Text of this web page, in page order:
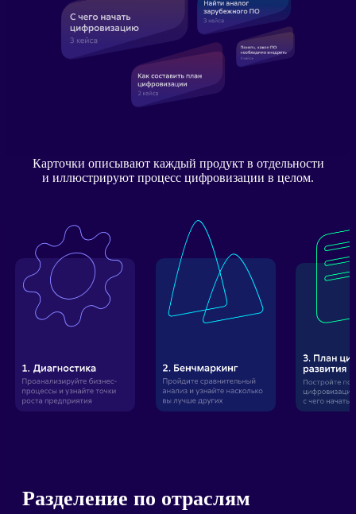
Карточки описывают каждый продукт в отдельности
и иллюстрируют процесс цифровизации в целом.
Разделение по отраслям